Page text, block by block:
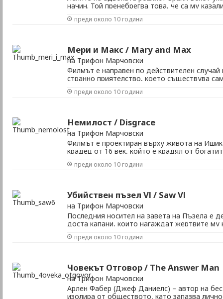
начин. Той пренебрегва това, че са му
Режисьор: Тенисън Бардуел В ролите: Зоуи
преди около 10 години
Mери и Maкс / Mary and Max
на Трифон Марчовски
Филмът е направен по действителен случай
странно приятелство, което съществува
мъж от Ню Йорк. Жанр: анимация, комедия,
преди около 10 години
Немилост / Disgrace
на Трифон Марчовски
Филмът е проектиран върху живота на
крадец от 16 век, който е крадял от
ролите: Джон Малкович, Паула Арундел,
преди около 10 години
Убийствен пъзел VІ / Saw VІ
на Трифон Марчовски
Последния носител на завета на Пъзела е
доста капани, които нагаждат жертвите му
Кевин Грютерт Сценаристи: Маркъс
преди около 10 години
Човекът Отговор / The Answer Man
на Трифон Марчовски
Арлен Фабер (Джеф Даниелс) – автор на
изолира от обществото, като запазва